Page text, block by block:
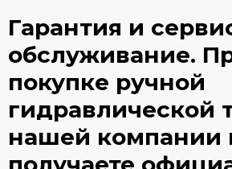
Гарантия и
обслуживание.
покупке ручной
гидравлической
нашей компании